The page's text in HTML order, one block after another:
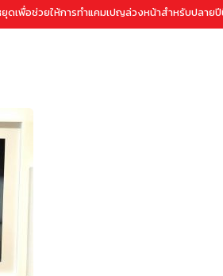
ใหม่ของ Twitter จาก META เปิดตัวภายใต้